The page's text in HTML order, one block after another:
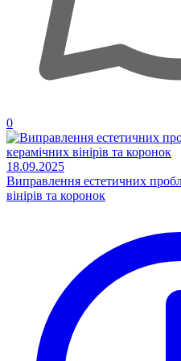
0
18.09.2025
Виправлення естетичних
вінірів та коронок